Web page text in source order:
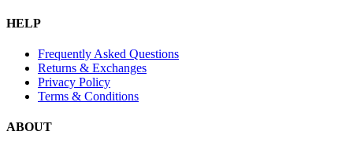
HELP
Frequently Asked Questions
Returns & Exchanges
Privacy Policy
Terms & Conditions
ABOUT